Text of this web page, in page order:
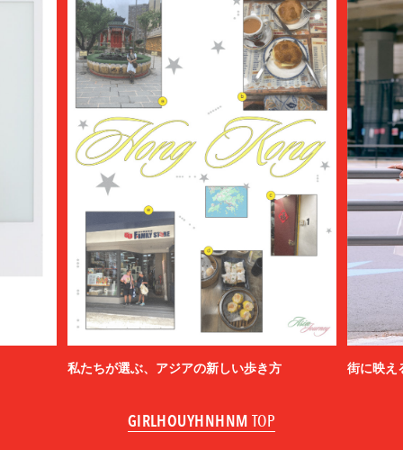
私たちが選ぶ、アジアの新しい歩き方 街に映え
GIRLHOUYHNHNM TOP